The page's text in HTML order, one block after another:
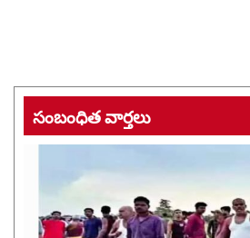
సంబంధిత వార్తలు